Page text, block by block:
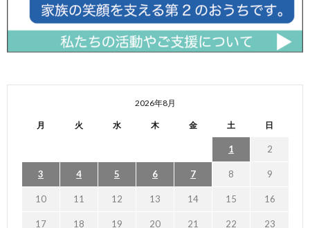
2026年8月
月 火 水 木 金 土 日
1 2
3 4 5 6 7 8 9
10 11 12 13 14 15 16
17 18 19 20 21 22 23